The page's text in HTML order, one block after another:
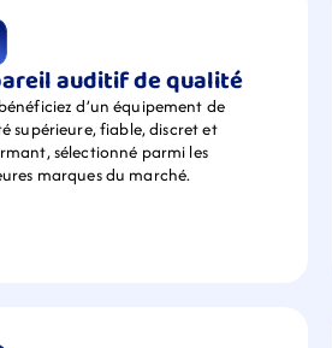
auditif de qualité
d’un équipement de
supérieure, fiable, discret et
sélectionné parmi les
marques du marché.